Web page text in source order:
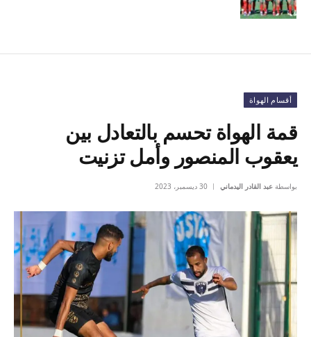
أقسام الهواة
قمة الهواة تحسم بالتعادل بين
يعقوب المنصور وأمل تزنيت
بواسطة عبد القادر اليدماني 30 ديسمبر، 2023